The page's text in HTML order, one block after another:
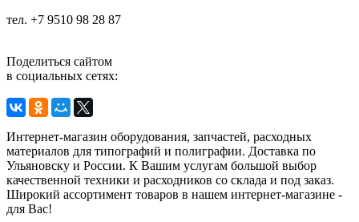
тел. +7 9510 98 28 87
Поделиться сайтом
в социальных сетях:
Интернет-магазин оборудования, запчастей, расходных
материалов для типографий и полиграфии. Доставка по
Ульяновску и России. К Вашим услугам большой выбор
качественной техники и расходников со склада и под заказ.
Широкий ассортимент товаров в нашем интернет-магазине -
для Вас!